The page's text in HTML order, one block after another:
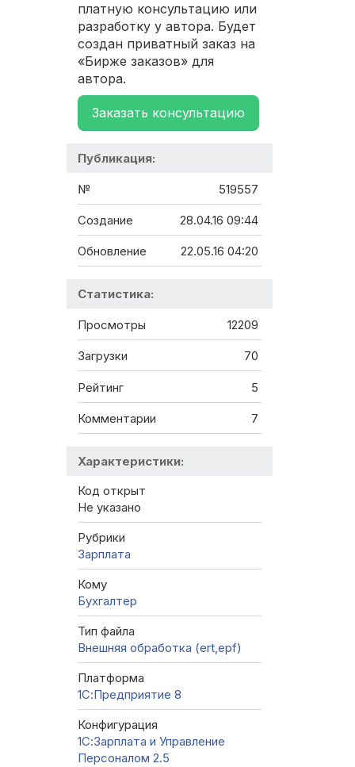
платную консультацию или
разработку у автора. Будет
создан приватный заказ на
«Бирже заказов» для
автора.
Заказать консультацию
Публикация:
№ 519557
Создание 28.04.16 09:44
Обновление 22.05.16 04:20
Статистика:
Просмотры 12209
Загрузки 70
Рейтинг 5
Комментарии 7
Характеристики:
Код открыт
Не указано
Рубрики
Зарплата
Кому
Бухгалтер
Тип файла
Внешняя обработка (ert,epf)
Платформа
1С:Предприятие 8
Конфигурация
1С:Зарплата и Управление
Персоналом 2.5